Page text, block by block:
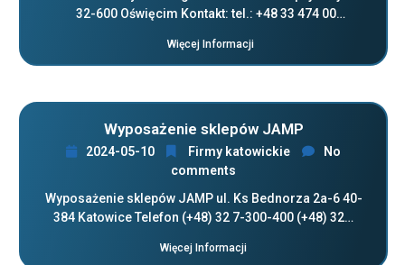
32-600 Oświęcim Kontakt: tel.: +48 33 474 00…
Więcej Informacji
Wyposażenie sklepów JAMP
2024-05-10 Firmy katowickie
No
comments
Wyposażenie sklepów JAMP ul. Ks Bednorza 2a-6 40-
384 Katowice Telefon (+48) 32 7-300-400 (+48) 32…
Więcej Informacji